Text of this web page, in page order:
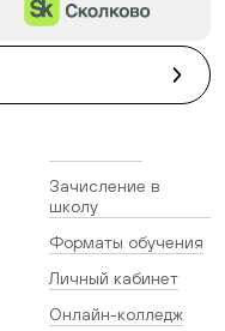
Зачисление в
школу
Форматы обучения
Личный кабинет
Онлайн-колледж